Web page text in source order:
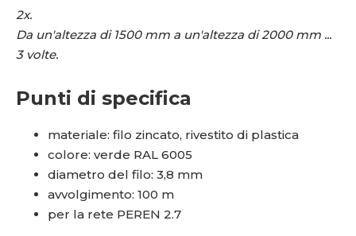
2x.
Da un'altezza di 1500 mm a un'altezza di 2000 mm ...
3 volte.
Punti di specifica
materiale: filo zincato, rivestito di plastica
colore: verde RAL 6005
diametro del filo: 3,8 mm
avvolgimento: 100 m
per la rete PEREN 2.7